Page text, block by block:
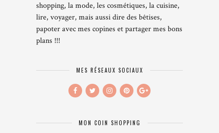
shopping, la mode, les cosmétiques, la cuisine,
lire, voyager, mais aussi dire des bêtises,
papoter avec mes copines et partager mes bons
plans !!!
MES RÉSEAUX SOCIAUX
MON COIN SHOPPING